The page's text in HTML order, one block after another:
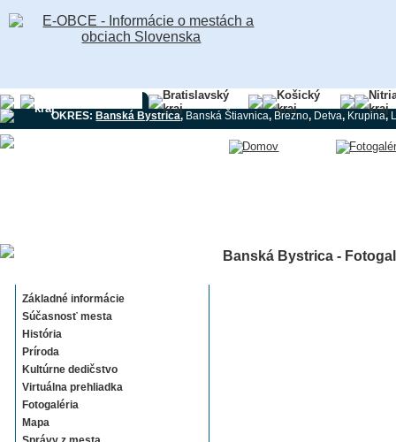
kraj
Bratislavský
kraj
Košický
kraj
kraj
OKRES: Banská Bystrica, Banská Štiavnica, Brezno, Detva, Krupina,
Základné informácie
Súčasnosť mesta
História
Príroda
Kultúrne dedičstvo
Virtuálna prehliadka
Fotogaléria
Mapa
Banská Bystrica -